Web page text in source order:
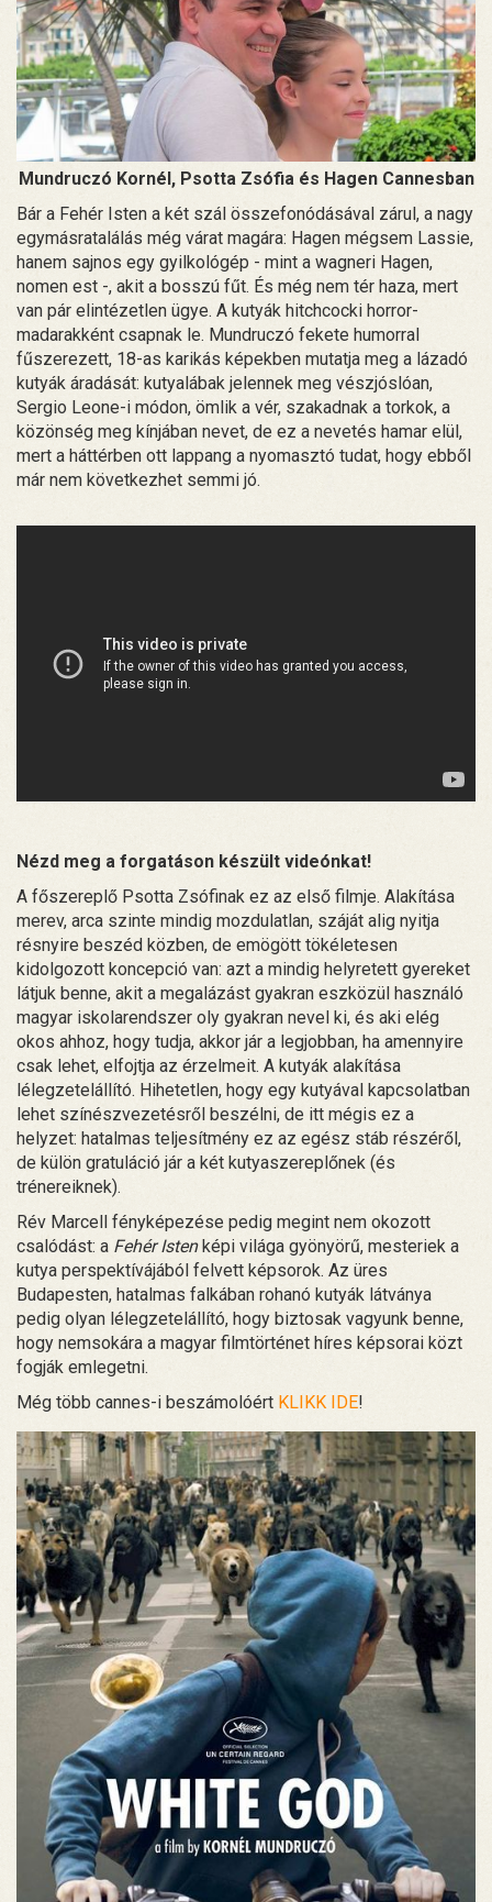
Mundruczó Kornél, Psotta Zsófia és Hagen Cannesban
Bár a Fehér Isten a két szál összefonódásával zárul, a nagy
egymásratalálás még várat magára: Hagen mégsem Lassie,
hanem sajnos egy gyilkológép - mint a wagneri Hagen,
nomen est -, akit a bosszú fűt. És még nem tér haza, mert
van pár elintézetlen ügye. A kutyák hitchcocki horror-
madarakként csapnak le. Mundruczó fekete humorral
fűszerezett, 18-as karikás képekben mutatja meg a lázadó
kutyák áradását: kutyalábak jelennek meg vészjóslóan,
Sergio Leone-i módon, ömlik a vér, szakadnak a torkok, a
közönség meg kínjában nevet, de ez a nevetés hamar elül,
mert a háttérben ott lappang a nyomasztó tudat, hogy ebből
már nem következhet semmi jó.
Nézd meg a forgatáson készült videónkat!
A főszereplő Psotta Zsófinak ez az első filmje. Alakítása
merev, arca szinte mindig mozdulatlan, száját alig nyitja
résnyire beszéd közben, de emögött tökéletesen
kidolgozott koncepció van: azt a mindig helyretett gyereket
látjuk benne, akit a megalázást gyakran eszközül használó
magyar iskolarendszer oly gyakran nevel ki, és aki elég
okos ahhoz, hogy tudja, akkor jár a legjobban, ha amennyire
csak lehet, elfojtja az érzelmeit. A kutyák alakítása
lélegzetelállító. Hihetetlen, hogy egy kutyával kapcsolatban
lehet színészvezetésről beszélni, de itt mégis ez a
helyzet: hatalmas teljesítmény ez az egész stáb részéről,
de külön gratuláció jár a két kutyaszereplőnek (és
trénereiknek).
Rév Marcell fényképezése pedig megint nem okozott
csalódást: a Fehér Istenképi világa gyönyörű, mesteriek a
kutya perspektívájából felvett képsorok. Az üres
Budapesten, hatalmas falkában rohanó kutyák látványa
pedig olyan lélegzetelállító, hogy biztosak vagyunk benne,
hogy nemsokára a magyar filmtörténet híres képsorai közt
fogják emlegetni.
Még több cannes-i beszámolóért KLIKK IDE!